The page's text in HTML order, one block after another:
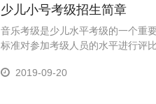
少儿小号考级招生简章
音乐考级是少儿水平考级的一个重
标准对参加考级人员的水平进行评
陶冶情操、树立自信，增强目标意
2019-09-20